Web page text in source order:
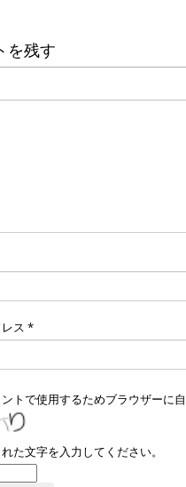
を残す
ス *
トで使用するためブラウザーに
た文字を入力してください。